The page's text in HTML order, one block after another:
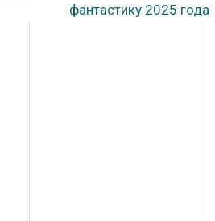
фантастику 2025 года